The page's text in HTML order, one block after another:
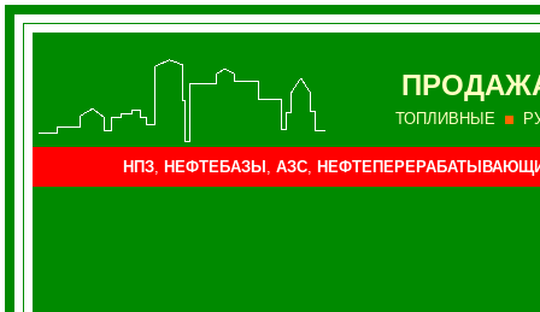
ТОПЛИВНЫЕ
НПЗ, НЕФТЕБАЗЫ , АЗС,